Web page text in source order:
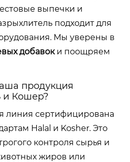
выпечки и
подходит для
Мы уверены в
добавоки поощряем
продукция
и Кошер?
линия сертифицирована
Halal и Kosher. Это
контроля сырья и
жиров или